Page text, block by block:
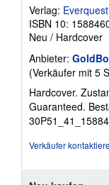
Verlag: Everquest
ISBN 10:
Neu / Hardcover
Anbieter:
(Verkäufer mit 5
Hardcover.
Guaranteed.
Verkäufer